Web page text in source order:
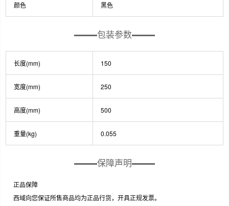
颜色 黑色
包装参数
长度(mm) 150
宽度(mm) 250
高度(mm) 500
重量(kg) 0.055
保障声明
正品保障
西域向您保证所售商品均为正品行货，开具正规发票。